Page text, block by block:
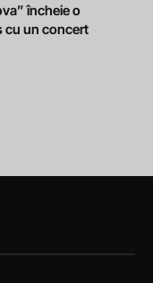
încheie o
cu un concert